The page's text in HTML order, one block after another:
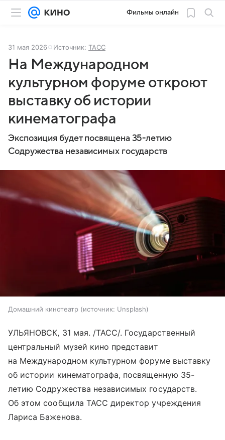
Фильмы онлайн
31 мая 2026 Источник: ТАСС
На Международном
культурном форуме откроют
выставку об истории
кинематографа
Экспозиция будет посвящена 35-летию
Содружества независимых государств
Домашний кинотеатр источник: Unsplash
УЛЬЯНОВСК, 31 мая. /ТАСС/. Государственный
центральный музей кино представит
на Международном культурном форуме выставку
об истории кинематографа, посвященную 35-
летию Содружества независимых государств.
Об этом сообщила ТАСС директор учреждения
Лариса Баженова.